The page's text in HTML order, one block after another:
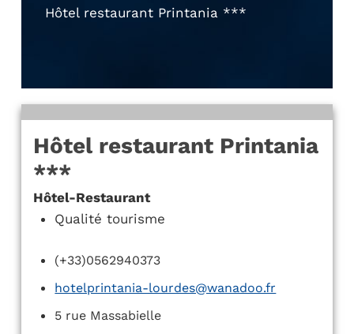
Hôtel restaurant Printania ***
Hôtel restaurant Printania
***
Hôtel-Restaurant
Qualité tourisme
(+33)0562940373
hotelprintania-lourdes@wanadoo.fr
5 rue Massabielle